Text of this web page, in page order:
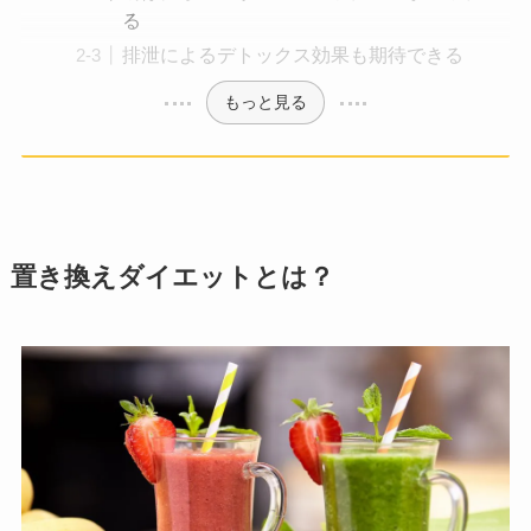
る
排泄によるデトックス効果も期待できる
もっと見る
置き換えダイエットとは？